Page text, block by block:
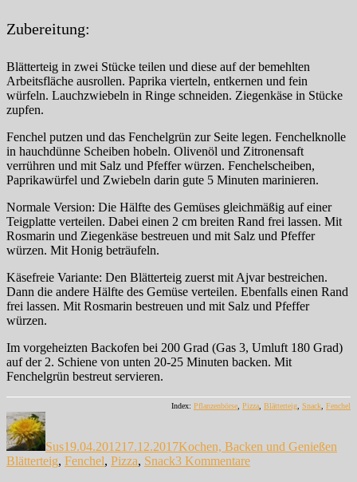
Zubereitung:
Blätterteig in zwei Stücke teilen und diese auf der bemehlten
Arbeitsfläche ausrollen. Paprika vierteln, entkernen und fein
würfeln. Lauchzwiebeln in Ringe schneiden. Ziegenkäse in Stücke
zupfen.
Fenchel putzen und das Fenchelgrün zur Seite legen. Fenchelknolle
in hauchdünne Scheiben hobeln. Olivenöl und Zitronensaft
verrühren und mit Salz und Pfeffer würzen. Fenchelscheiben,
Paprikawürfel und Zwiebeln darin gute 5 Minuten marinieren.
Normale Version: Die Hälfte des Gemüses gleichmäßig auf einer
Teigplatte verteilen. Dabei einen 2 cm breiten Rand frei lassen. Mit
Rosmarin und Ziegenkäse bestreuen und mit Salz und Pfeffer
würzen. Mit Honig beträufeln.
Käsefreie Variante: Den Blätterteig zuerst mit Ajvar bestreichen.
Dann die andere Hälfte des Gemüse verteilen. Ebenfalls einen Rand
frei lassen. Mit Rosmarin bestreuen und mit Salz und Pfeffer
würzen.
Im vorgeheizten Backofen bei 200 Grad (Gas 3, Umluft 180 Grad)
auf der 2. Schiene von unten 20-25 Minuten backen. Mit
Fenchelgrün bestreut servieren.
Index: Pflanzenbörse Pizza Blätterteig Snack Fenchel
Autor
Sus19.04.201217.12.2017Kochen, Backen und Genießen
Blätterteig, Fenchel, Pizza, Snack3 Kommentarezu